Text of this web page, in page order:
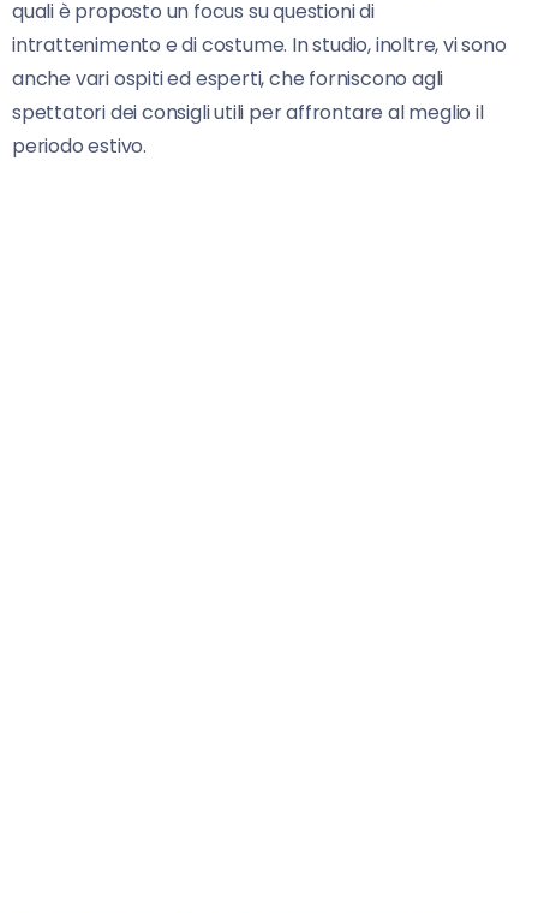
quali è proposto un focus su questioni di
intrattenimento e di costume. In studio, inoltre, vi sono
anche vari ospiti ed esperti, che forniscono agli
spettatori dei consigli utili per affrontare al meglio il
periodo estivo.